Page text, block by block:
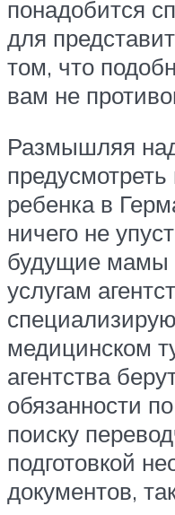
понадобится
для
том, что
вам не
Размышляя
ребенка в
ничего не
будущие мамы
услугам
медицинском
агентства
обязанности
поиску
подготовкой
документов,